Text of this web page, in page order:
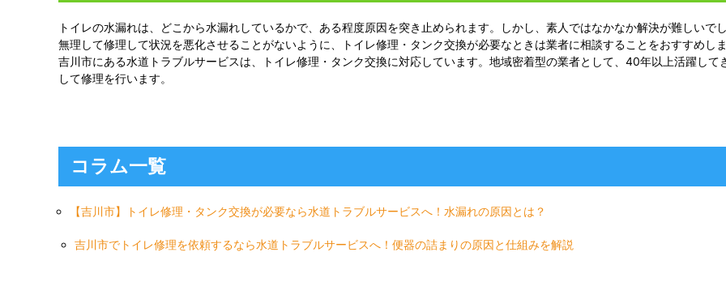
トイレの水漏れは、どこから水漏れしているかで、ある程度原因を突き止められます。しかし、素人ではなかなか解決が難しいでし
無理して修理して状況を悪化させることがないように、トイレ修理・タンク交換が必要なときは業者に相談することをおすすめしま
吉川市にある水道トラブルサービスは、トイレ修理・タンク交換に対応しています。地域密着型の業者として、40年以上活躍して
して修理を行います。
コラム一覧
【吉川市】トイレ修理・タンク交換が必要なら水道トラブルサービスへ！水漏れの原因とは？
吉川市でトイレ修理を依頼するなら水道トラブルサービスへ！便器の詰まりの原因と仕組みを解説